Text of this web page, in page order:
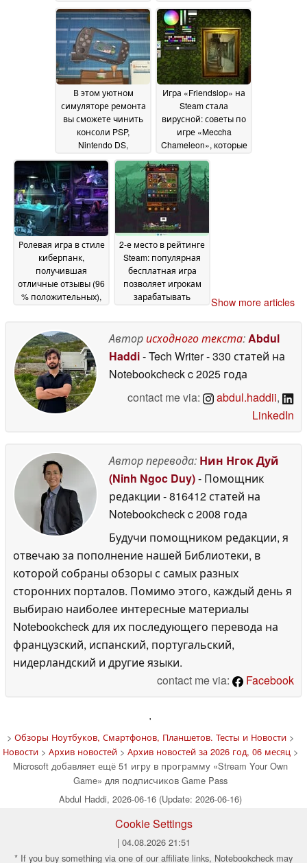
02 July 2026
соглашения о
публикации29 June
2026
В этом уютном
симуляторе ремонта
вы сможете чинить
консоли PSP,
Nintendo DS,
мобильные
телефоны и ретро-
технику в Акихабаре
2000-х годов20 June
2026
Игра «Friendslop» на
Steam стала
вирусной: советы по
игре «Meccha
Chameleon», которые
каждый новичок
June 2026
Ролевая игра в стиле
киберпанк,
получившая
отличные отзывы (96
% положительных),
долларов18 June 2026
2-е место в рейтинге
Steam: популярная
бесплатная игра
позволяет игрокам
зарабатывать
2026
Show more articles
Авторисходного текста:Abdul
Haddi- Tech Writer- 330 статей на
Notebookcheckc 2025 года
contact me via:
abdul.haddii,
LinkedIn
Автор перевода: Нин Нгок Дуй
(Ninh Ngoc Duy)- Помощник
редакции - 816412 статей на
Notebookcheckc 2008 года
Будучи помощником редакции, я
отвечаю за пополнение нашей Библиотеки, в
которой собраны обзоры с самых разных
сторонних порталов. Помимо этого, каждый день я
выбираю наиболее интересные материалы
Notebookcheck для их последующего перевода на
французский, испанский, португальский,
нидерландский и другие языки.
contact me via:
Facebook
'
> Обзоры Ноутбуков, Смартфонов, Планшетов. Тесты и Новости>
Новости> Архив новостей> Архив новостей за 2026 год, 06 месяц>
Microsoft добавляет ещё 51 игру в программу «Stream Your Own
Game» для подписчиков Game Pass
Abdul Haddi, 2026-06-16 (Update: 2026-06-16)
Cookie Settings
| 04.08.2026 21:51
* If you buy something via one of our affiliate links, Notebookcheck may